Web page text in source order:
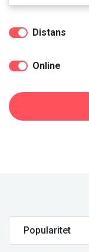
Distans
Online